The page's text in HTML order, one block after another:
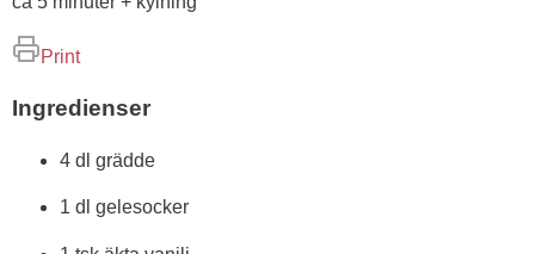
Print
Ingredienser
4 dl grädde
1 dl gelesocker